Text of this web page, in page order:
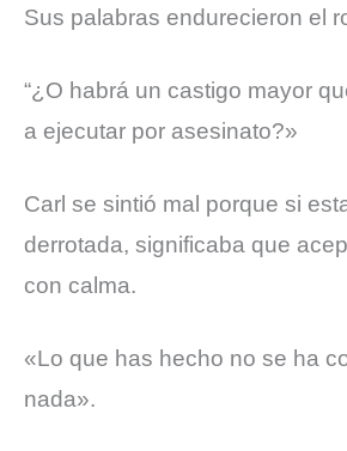
Sus palabras endurecieron el
“¿O habrá un castigo mayor
a ejecutar por asesinato?»
Carl se sintió mal porque si
derrotada, significaba que
con calma.
«Lo que has hecho no se ha
nada».